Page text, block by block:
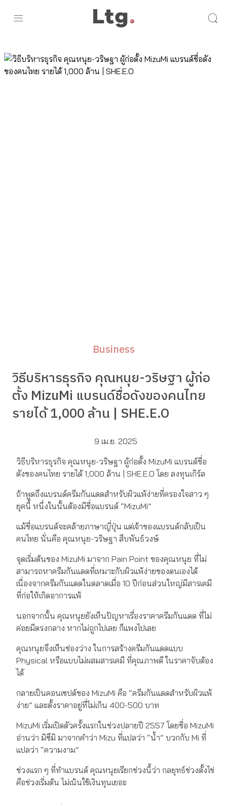
Business
วิธีบริหารธุรกิจ คุณหนุย-วริษฐา ผู้ก่อ
ตั้ง MizuMi แบรนด์ชื่อดังของคนไทย
รายได้ 1,000 ล้าน | SHE.E.O
9 เม.ย. 2025
วิธีบริหารธุรกิจ คุณหนุย-วริษฐา ผู้ก่อตั้ง MizuMi แบรนด์ชื่อ
ดังของคนไทย รายได้ 1,000 ล้าน | SHE.E.O โดย ลงทุนเกิร์ล
ถ้าพูดถึงแบรนด์ครีมกันแดดสำหรับผิวแพ้ง่ายที่ครองใจสาว ๆ
ยุคนี้ หนึ่งในนั้นต้องมีชื่อแบรนด์ “MizuMi”
แม้ชื่อแบรนด์จะคล้ายภาษาญี่ปุ่น แต่เจ้าของแบรนด์กลับเป็น
คนไทย นั่นคือ คุณหนุย-วริษฐา สืบพันธ์วงษ์
จุดเริ่มต้นของ MizuMi มาจาก Pain Point ของคุณหนุย ที่ไม่
สามารถหาครีมกันแดดที่เหมาะกับผิวแพ้ง่ายของตนเองได้
เนื่องจากครีมกันแดดในตลาดเมื่อ 10 ปีก่อนส่วนใหญ่มีสารเคมี
ที่ก่อให้เกิดอาการแพ้
นอกจากนั้น คุณหนุยยังเห็นปัญหาเรื่องราคาครีมกันแดด ที่ไม่
ค่อยมีตรงกลาง หากไม่ถูกไปเลย ก็แพงไปเลย
คุณหนุยจึงเห็นช่องว่าง ในการสร้างครีมกันแดดแบบ
Physical หรือแบบไม่ผสมสารเคมี ที่คุณภาพดี ในราคาจับต้อง
ได้
กลายเป็นคอนเซปต์ของ MizuMi คือ “ครีมกันแดดสำหรับผิวแพ้
ง่าย” และตั้งราคาอยู่ที่ไม่เกิน 400-500 บาท
MizuMi เริ่มเปิดตัวครั้งแรกในช่วงปลายปี 2557 โดยชื่อ MizuMi
อ่านว่า มิซึมิ มาจากคำว่า Mizu ที่แปลว่า “น้ำ” บวกกับ Mi ที่
แปลว่า “ความงาม”
ช่วงแรก ๆ ที่ทำแบรนด์ คุณหนุยเรียกช่วงนี้ว่า กลยุทธ์ช่วงตั้งไข่
คือช่วงเริ่มต้น ไม่เน้นใช้เงินทุนเยอะ